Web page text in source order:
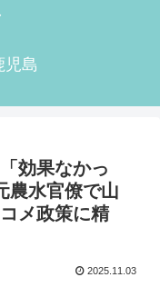
児島
効果なかっ
農水官僚で山
メ政策に精
2025.11.03